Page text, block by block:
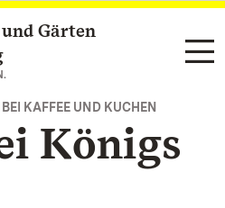
Gärten
KAFFEE UND KUCHEN
Königs